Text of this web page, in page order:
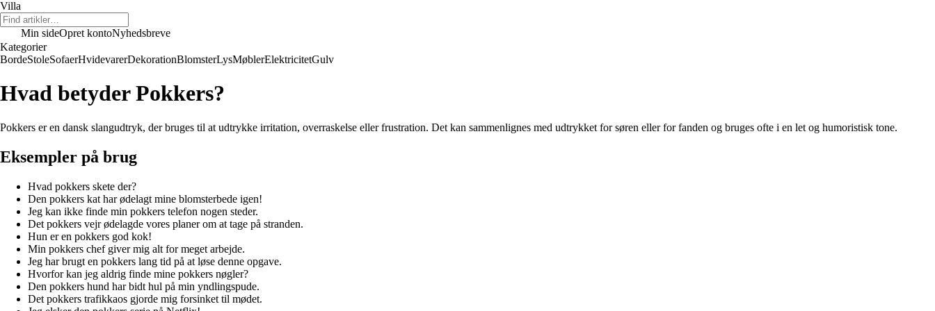
Villa
Min sideOpret kontoNyhedsbreve
Kategorier
BordeStoleSofaerHvidevarerDekorationBlomsterLysMøblerElektricitetGulv
Hvad betyder Pokkers?
Pokkers er en dansk slangudtryk, der bruges til at udtrykke irritation, overraskelse eller frustration. Det kan sammenlignes med udtrykket for søren eller for fanden og bruges ofte i en let og humoristisk tone.
Eksempler på brug
Hvad pokkers skete der?
Den pokkers kat har ødelagt mine blomsterbede igen!
Jeg kan ikke finde min pokkers telefon nogen steder.
Det pokkers vejr ødelagde vores planer om at tage på stranden.
Hun er en pokkers god kok!
Min pokkers chef giver mig alt for meget arbejde.
Jeg har brugt en pokkers lang tid på at løse denne opgave.
Hvorfor kan jeg aldrig finde mine pokkers nøgler?
Den pokkers hund har bidt hul på min yndlingspude.
Det pokkers trafikkaos gjorde mig forsinket til mødet.